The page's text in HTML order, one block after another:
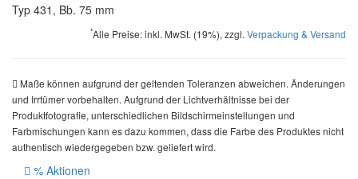
Typ 431, Bb. 75 mm
*Alle Preise: inkl. MwSt. (19%), zzgl. Verpackung & Versand
Maße können aufgrund der geltenden Toleranzen abweichen. Änderungen
und Irrtümer vorbehalten. Aufgrund der Lichtverhältnisse bei der
Produktfotografie, unterschiedlichen Bildschirmeinstellungen und
Farbmischungen kann es dazu kommen, dass die Farbe des Produktes nicht
authentisch wiedergegeben bzw. geliefert wird.
% Aktionen